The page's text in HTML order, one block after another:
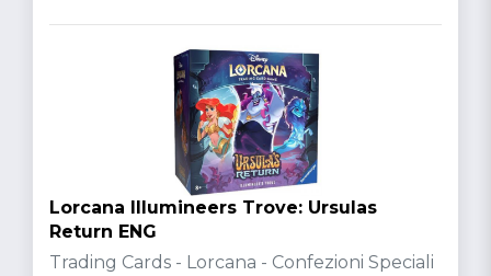
Lorcana Illumineers Trove: Ursulas
Return ENG
Trading Cards - Lorcana - Confezioni Speciali